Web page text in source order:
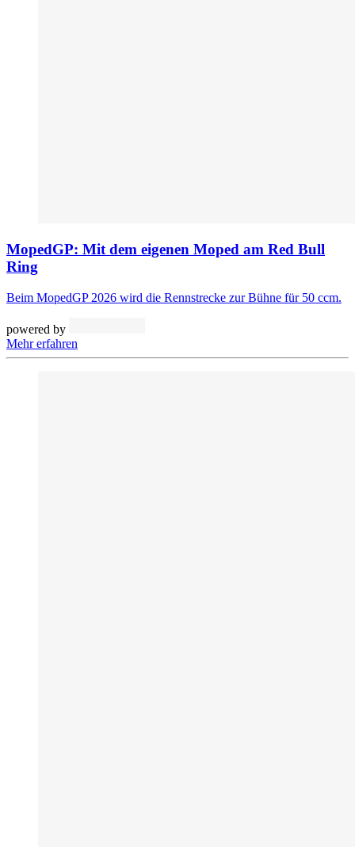
MopedGP: Mit dem eigenen Moped am Red Bull
Ring
Beim MopedGP 2026 wird die Rennstrecke zur Bühne für 50 ccm.
powered by
Mehr erfahren